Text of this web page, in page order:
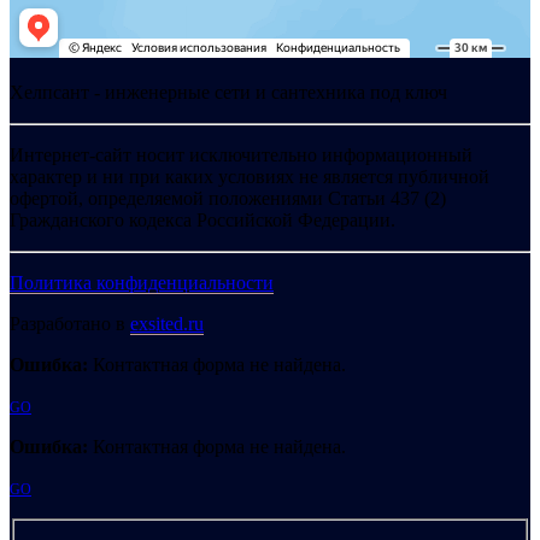
Хелпсант - инженерные сети и сантехника под ключ
Интернет-сайт носит исключительно информационный
характер и ни при каких условиях не является публичной
офертой, определяемой положениями Статьи 437 (2)
Гражданского кодекса Российской Федерации.
Политика конфиденциальности
Разработано в exsited.ru
Ошибка: Контактная форма не найдена.
GO
Ошибка: Контактная форма не найдена.
GO